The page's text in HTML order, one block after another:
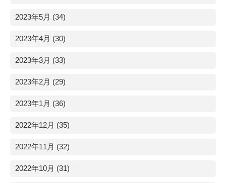
2023年5月 (34)
2023年4月 (30)
2023年3月 (33)
2023年2月 (29)
2023年1月 (36)
2022年12月 (35)
2022年11月 (32)
2022年10月 (31)